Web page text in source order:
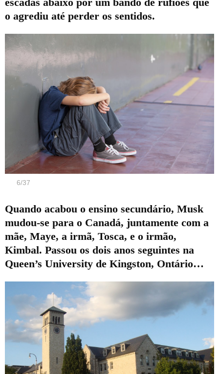
o agrediu até perder os sentidos.
6/37
Quando acabou o ensino secundário, Musk
mudou-se para o Canadá, juntamente com a
mãe, Maye, a irmã, Tosca, e o irmão,
Kimbal. Passou os dois anos seguintes na
Queen’s University de Kingston, Ontário…